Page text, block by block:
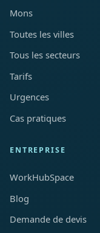
Mons
Toutes les villes
Tous les secteurs
Tarifs
Urgences
Cas pratiques
ENTREPRISE
WorkHubSpace
Blog
Demande de devis